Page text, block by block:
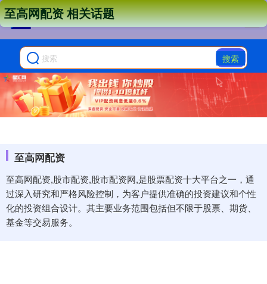
搜索
至高网配资
至高网配资,股市配资,股市配资网,是股票配资十大平台之一，通
过深入研究和严格风险控制，为客户提供准确的投资建议和个性
化的投资组合设计。其主要业务范围包括但不限于股票、期货、
基金等交易服务。
至高网配资 相关话题